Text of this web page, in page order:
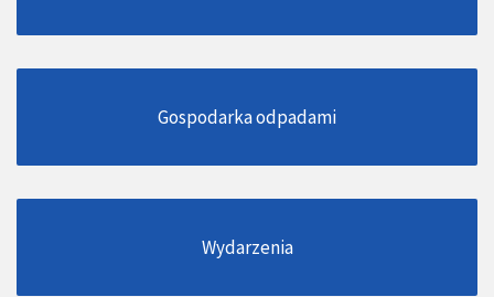
Gospodarka odpadami
Wydarzenia